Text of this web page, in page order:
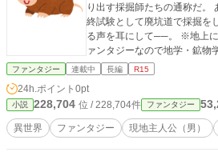
り出す採掘師たちの通称だ。 ある日、採掘師になるための最
終試験として廃坑道で採掘を
る声を耳にして──。 ※地上に出るまでやや長いです。 ※フ
ァンタジーなので地学・鉱物
い。
ファンタジー 連載中 長編 R15
24h.ポイント 0pt
小説 228,704 位 / 228,704件 ファンタジー
異世界 ファンタジー 現地主人公（男）